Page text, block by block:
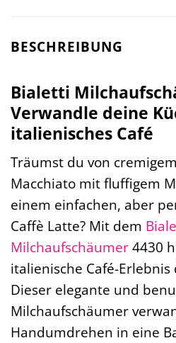
BESCHREIBUNG
Bialetti
Verwandle deine
italienisches Café
Träumst du von
Macchiato mit fluffigem
einem einfachen, aber
Caffè Latte? Mit dem
Milchaufschäumer4430
italienische Café-
Dieser elegante und
Milchaufschäumer
Handumdrehen in eine